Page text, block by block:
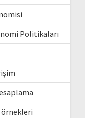
Politikaları
örnekleri